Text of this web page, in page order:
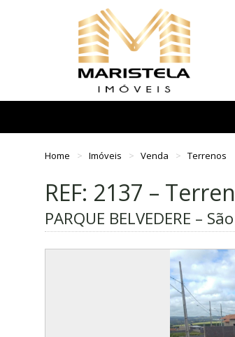
Home Imóveis Venda Terrenos
REF: 2137 –
PARQUE BELVEDERE –